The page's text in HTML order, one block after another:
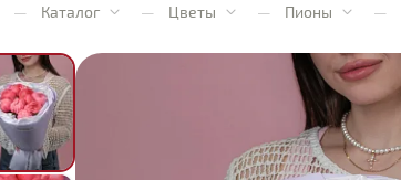
— Каталог — Цветы — Пионы —